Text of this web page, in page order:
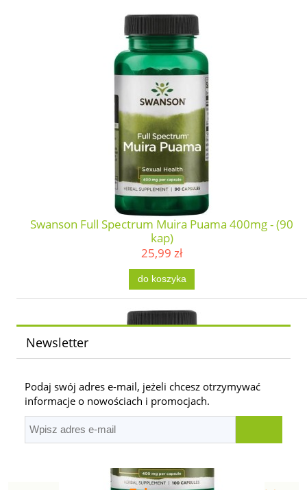
Swanson Full Spectrum Muira Puama 400mg - (90
kap)
25,99 zł
do koszyka
Newsletter
Podaj swój adres e-mail, jeżeli chcesz otrzymywać
informacje o nowościach i promocjach.